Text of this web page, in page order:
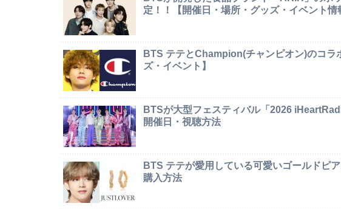
定！！【開催日・場所・グッズ・イベント情
BTS テテとChampion(チャンピオン)のコラ
ズ・イベント】
BTSが大型フェスティバル「2026
開催日・視聴方法
BTS テテが愛用している可愛いゴールドピ
購入方法